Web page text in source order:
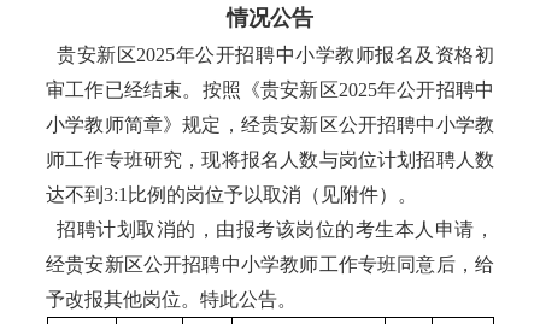
情况公告
贵安新区2025年公开招聘中小学教师报名及资格初
审工作已经结束。按照《贵安新区2025年公开招聘中
小学教师简章》规定，经贵安新区公开招聘中小学教
师工作专班研究，现将报名人数与岗位计划招聘人数
达不到3:1比例的岗位予以取消（见附件）。
招聘计划取消的，由报考该岗位的考生本人申请，
经贵安新区公开招聘中小学教师工作专班同意后，给
予改报其他岗位。特此公告。